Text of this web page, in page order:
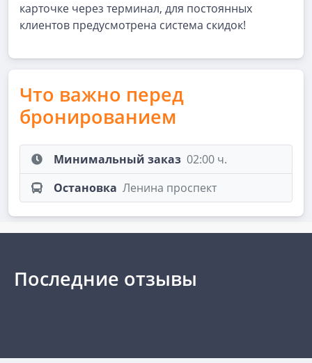
карточке через терминал, для постоянных
клиентов предусмотрена система скидок!
Что важно перед
бронированием
Минимальный заказ 02:00 ч.
Остановка Ленина проспект
Последние отзывы